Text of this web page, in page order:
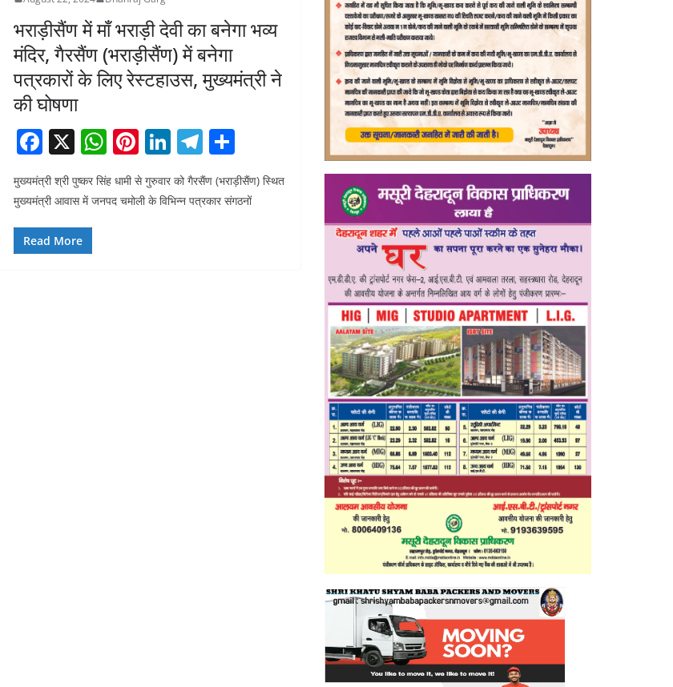
भराड़ीसैंण में माँ भराड़ी देवी का बनेगा भव्य
मंदिर, गैरसैंण (भराड़ीसैंण) में बनेगा
पत्रकारों के लिए रेस्टहाउस, मुख्यमंत्री ने
की घोषणा
F
a
c
e
b
X W
h
at
Pi
nt
er
Li
n
k
T
el
e
S
h
ar
मुख्यमंत्री श्री पुष्कर सिंह धामी से गुरुवार को गैरसैंण (भराड़ीसैंण) स्थित
मुख्यमंत्री आवास में जनपद चमोली के विभिन्न पत्रकार संगठनों
Read More